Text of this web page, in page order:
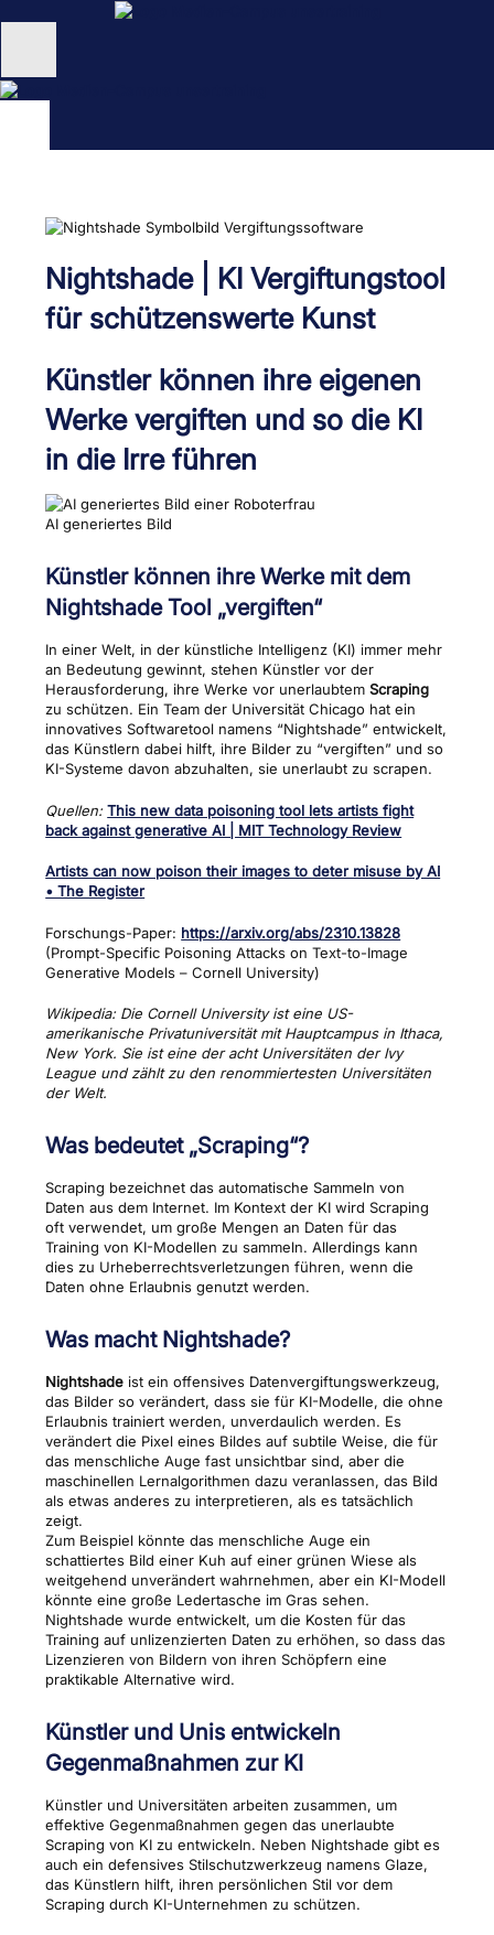
Inhalt
Unternehmen
Nightshade | KI Vergiftungstool
für schützenswerte Kunst
Künstler können ihre eigenen
Werke vergiften und so die KI
in die Irre führen
AI generiertes Bild
Künstler können ihre Werke mit dem
Nightshade Tool „vergiften“
In einer Welt, in der künstliche Intelligenz (KI) immer mehr
an Bedeutung gewinnt, stehen Künstler vor der
Herausforderung, ihre Werke vor unerlaubtemScraping
zu schützen. Ein Team der Universität Chicago hat ein
innovatives Softwaretool namens “Nightshade” entwickelt,
das Künstlern dabei hilft, ihre Bilder zu “vergiften” und so
KI-Systeme davon abzuhalten, sie unerlaubt zu scrapen.
Quellen: This new data poisoning tool lets artists fight
back against generative AI | MIT Technology Review
Artists can now poison their images to deter misuse by AI
• The Register
Forschungs-Paper: https://arxiv.org/abs/2310.13828
(Prompt-Specific Poisoning Attacks on Text-to-Image
Generative Models – Cornell University)
Wikipedia: Die Cornell University ist eine US-
amerikanische Privatuniversität mit Hauptcampus in Ithaca,
New York. Sie ist eine der acht Universitäten der Ivy
League und zählt zu den renommiertesten Universitäten
der Welt.
Was bedeutet „Scraping“?
Scraping bezeichnet das automatische Sammeln von
Daten aus dem Internet. Im Kontext der KI wird Scraping
oft verwendet, um große Mengen an Daten für das
Training von KI-Modellen zu sammeln. Allerdings kann
dies zu Urheberrechtsverletzungen führen, wenn die
Daten ohne Erlaubnis genutzt werden.
Was macht Nightshade?
Nightshade ist ein offensives Datenvergiftungswerkzeug,
das Bilder so verändert, dass sie für KI-Modelle, die ohne
Erlaubnis trainiert werden, unverdaulich werden. Es
verändert die Pixel eines Bildes auf subtile Weise, die für
das menschliche Auge fast unsichtbar sind, aber die
maschinellen Lernalgorithmen dazu veranlassen, das Bild
als etwas anderes zu interpretieren, als es tatsächlich
zeigt.
Zum Beispiel könnte das menschliche Auge ein
schattiertes Bild einer Kuh auf einer grünen Wiese als
weitgehend unverändert wahrnehmen, aber ein KI-Modell
könnte eine große Ledertasche im Gras sehen.
Nightshade wurde entwickelt, um die Kosten für das
Training auf unlizenzierten Daten zu erhöhen, so dass das
Lizenzieren von Bildern von ihren Schöpfern eine
praktikable Alternative wird.
Künstler und Unis entwickeln
Gegenmaßnahmen zur KI
Künstler und Universitäten arbeiten zusammen, um
effektive Gegenmaßnahmen gegen das unerlaubte
Scraping von KI zu entwickeln. Neben Nightshade gibt es
auch ein defensives Stilschutzwerkzeug namens Glaze,
das Künstlern hilft, ihren persönlichen Stil vor dem
Scraping durch KI-Unternehmen zu schützen.